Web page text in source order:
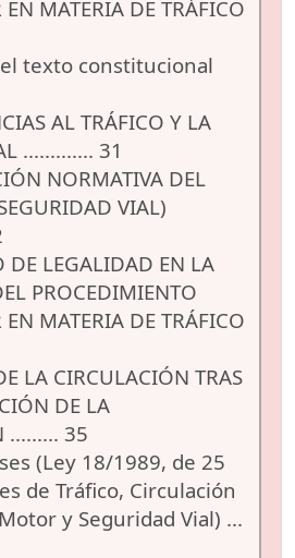
MATERIA DE TRÁFICO
texto constitucional
AL TRÁFICO Y LA
............. 31
NORMATIVA DEL
VIAL)
DE LEGALIDAD EN LA
PROCEDIMIENTO
MATERIA DE TRÁFICO
LA CIRCULACIÓN TRAS
DE LA
......... 35
(Ley 18/1989, de 25
de Tráfico, Circulación
y Seguridad Vial) ...